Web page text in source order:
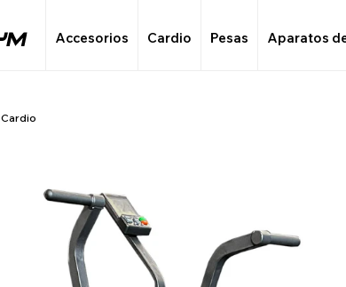
Accesorios Cardio Pesas Aparatos
Cardio